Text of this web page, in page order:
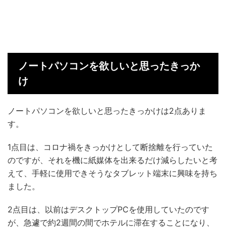
ノートパソコンを欲しいと思ったきっか
け
ノートパソコンを欲しいと思ったきっかけは2点ありま
す。
1点目は、コロナ禍をきっかけとして断捨離を行っていた
のですが、それを機に紙媒体を出来るだけ減らしたいと考
えて、手軽に使用できそうなタブレット端末に興味を持ち
ました。
2点目は、以前はデスクトップPCを使用していたのです
が、急遽で約2週間の間でホテルに滞在することになり、